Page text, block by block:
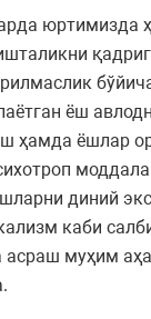
юртимизда
ёш
ҳамда ёшлар
диний
каби
асраш муҳим